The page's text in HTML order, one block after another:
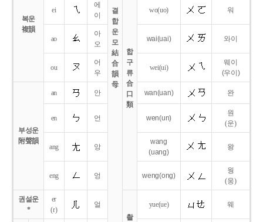
결
합
운
모
結
合
韻
母
복운
複韻
합
구
류
合
口
類
ei
에
이
wo(uo) 워
ao
아
오
wai(uai) 와이
ou
어
우
wei(ui)
웨이
(우이)
부성운
附聲韻
an 안 wan(uan) 완
en 언 wen(un)
원
(운)
ang 앙
wang
(uang)
왕
eng 엉 weng(ong)
웡
(웅)
권설운
*
er
(r)
얼
촬
yue(ue) 웨